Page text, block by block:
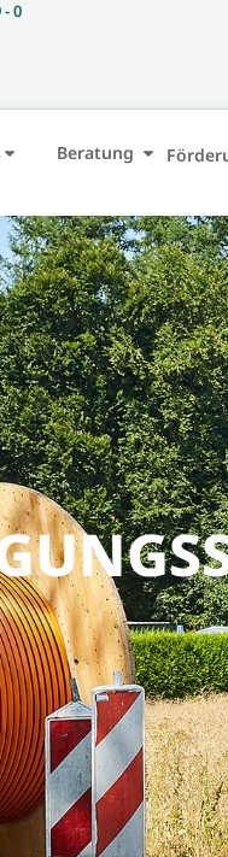
- 0
Beratung